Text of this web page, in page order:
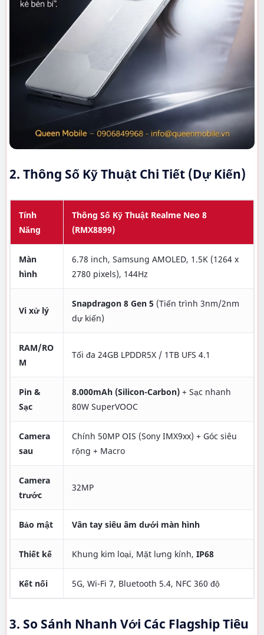
2. Thông Số Kỹ Thuật Chi Tiết (Dự Kiến)
Tính
Năng
Thông Số Kỹ Thuật Realme Neo 8
(RMX8899)
Màn
hình
6.78 inch, Samsung AMOLED, 1.5K (1264 x
2780 pixels), 144Hz
Vi xử lý
Snapdragon 8 Gen 5 (Tiến trình 3nm/2nm
dự kiến)
RAM/RO
M
Tối đa 24GB LPDDR5X / 1TB UFS 4.1
Pin &
Sạc
8.000mAh (Silicon-Carbon) + Sạc nhanh
80W SuperVOOC
Camera
sau
Chính 50MP OIS (Sony IMX9xx) + Góc siêu
rộng + Macro
Camera
trước
32MP
Bảo mật Vân tay siêu âm dưới màn hình
Thiết kế Khung kim loại, Mặt lưng kính, IP68
Kết nối 5G, Wi-Fi 7, Bluetooth 5.4, NFC 360 độ
3. So Sánh Nhanh Với Các Flagship Tiêu